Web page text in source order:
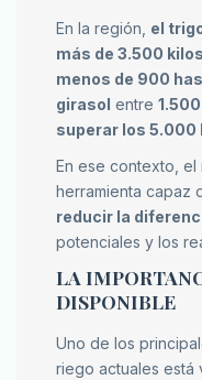
En la región, el
más de 3.500
menos de 900
girasol entre
superar los 5.000
En ese contexto,
herramienta capaz
reducir la
potenciales y los
LA
DISPONIBLE
Uno de los
riego actuales está